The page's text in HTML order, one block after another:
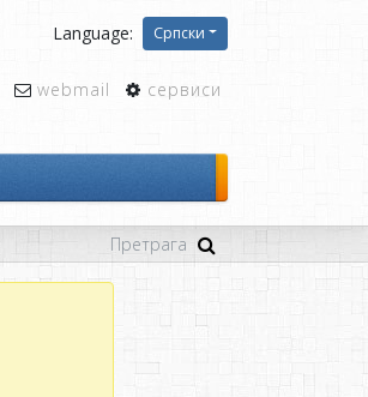
Language: Српски
webmail сервиси